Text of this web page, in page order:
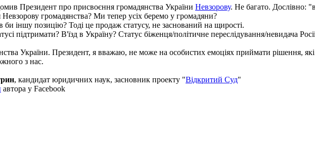
Президент про присвоєння громадянства України Невзорову. Не багато. Дослівно:
громадянства? Ми тепер усіх беремо у громадяни?
іншу позицію? Тоді це продаж статусу, не заснований на щирості.
підтримати? В'їзд в Україну? Статус біженця/політичне переслідування/невидача
України. Президент, я вважаю, не може на особистих емоціях приймати рішення,
з нас.
, кандидат юридичних наук, засновник проекту "Відкритий Суд"
автора у Facebook